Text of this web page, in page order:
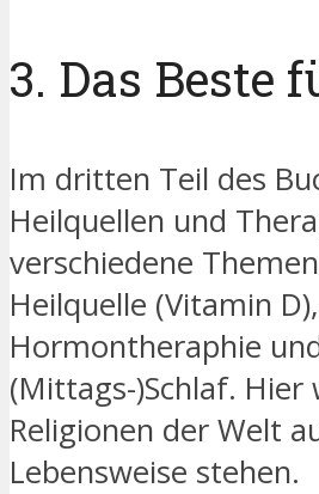
3. Das Beste
Im dritten Teil des
Heilquellen und
verschiedene
Heilquelle (Vitamin
Hormontheraphie
(Mittags-)Schlaf.
Religionen der Welt
Lebensweise stehen.